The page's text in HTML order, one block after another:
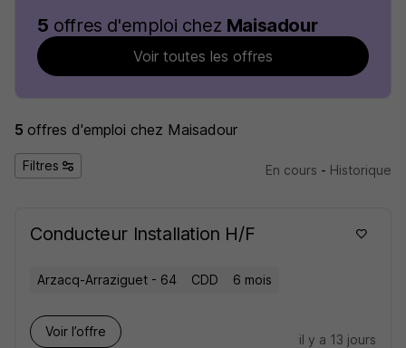
5 offres d'emploi chez Maisadour
Voir toutes les offres
5 offres d'emploi chez Maisadour
Filtres En cours - Historique
Conducteur Installation H/F
Arzacq-Arraziguet - 64 CDD 6 mois
Voir l’offre
il y a 13 jours